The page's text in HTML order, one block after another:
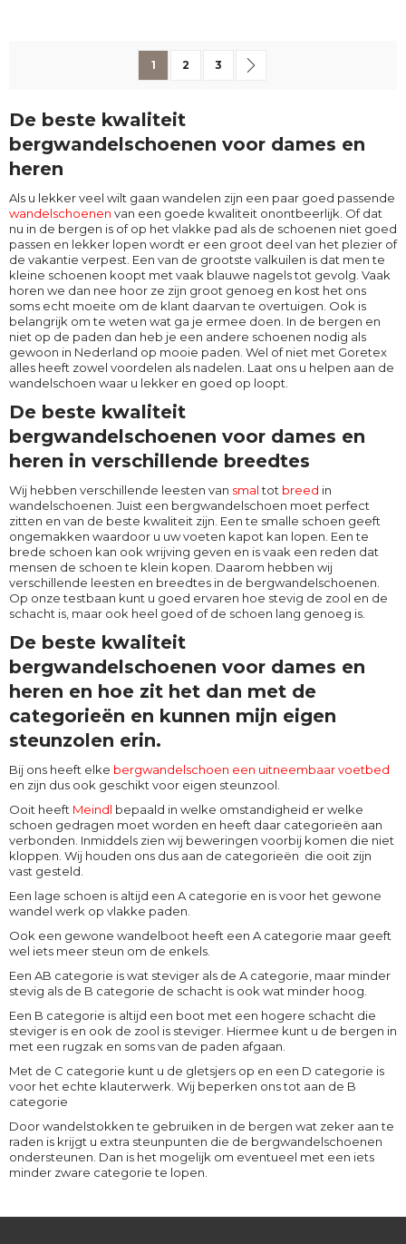
U lees momenteel pagina
1 Pagina
2 Pagina
3
De beste kwaliteit
bergwandelschoenen voor dames en
heren
Als u lekker veel wilt gaan wandelen zijn een paar goed passende
wandelschoenen van een goede kwaliteit onontbeerlijk. Of dat
nu in de bergen is of op het vlakke pad als de schoenen niet goed
passen en lekker lopen wordt er een groot deel van het plezier of
de vakantie verpest. Een van de grootste valkuilen is dat men te
kleine schoenen koopt met vaak blauwe nagels tot gevolg. Vaak
horen we dan nee hoor ze zijn groot genoeg en kost het ons
soms echt moeite om de klant daarvan te overtuigen. Ook is
belangrijk om te weten wat ga je ermee doen. In de bergen en
niet op de paden dan heb je een andere schoenen nodig als
gewoon in Nederland op mooie paden. Wel of niet met Goretex
alles heeft zowel voordelen als nadelen. Laat ons u helpen aan de
wandelschoen waar u lekker en goed op loopt.
De beste kwaliteit
bergwandelschoenen voor dames en
heren in verschillende breedtes
Wij hebben verschillende leesten van smaltot breed in
wandelschoenen. Juist een bergwandelschoen moet perfect
zitten en van de beste kwaliteit zijn. Een te smalle schoen geeft
ongemakken waardoor u uw voeten kapot kan lopen. Een te
brede schoen kan ook wrijving geven en is vaak een reden dat
mensen de schoen te klein kopen. Daarom hebben wij
verschillende leesten en breedtes in de bergwandelschoenen.
Op onze testbaan kunt u goed ervaren hoe stevig de zool en de
schacht is, maar ook heel goed of de schoen lang genoeg is.
De beste kwaliteit
bergwandelschoenen voor dames en
heren en hoe zit het dan met de
categorieën en kunnen mijn eigen
steunzolen erin.
Bij ons heeft elke bergwandelschoen een uitneembaar voetbed
en zijn dus ook geschikt voor eigen steunzool.
Ooit heeft Meindl bepaald in welke omstandigheid er welke
schoen gedragen moet worden en heeft daar categorieën aan
verbonden. Inmiddels zien wij beweringen voorbij komen die niet
kloppen. Wij houden ons dus aan de categorieën die ooit zijn
vast gesteld.
Een lage schoen is altijd een A categorie en is voor het gewone
wandel werk op vlakke paden.
Ook een gewone wandelboot heeft een A categorie maar geeft
wel iets meer steun om de enkels.
Een AB categorie is wat steviger als de A categorie, maar minder
stevig als de B categorie de schacht is ook wat minder hoog.
Een B categorie is altijd een boot met een hogere schacht die
steviger is en ook de zool is steviger. Hiermee kunt u de bergen in
met een rugzak en soms van de paden afgaan.
Met de C categorie kunt u de gletsjers op en een D categorie is
voor het echte klauterwerk. Wij beperken ons tot aan de B
categorie
Door wandelstokken te gebruiken in de bergen wat zeker aan te
raden is krijgt u extra steunpunten die de bergwandelschoenen
ondersteunen. Dan is het mogelijk om eventueel met een iets
minder zware categorie te lopen.